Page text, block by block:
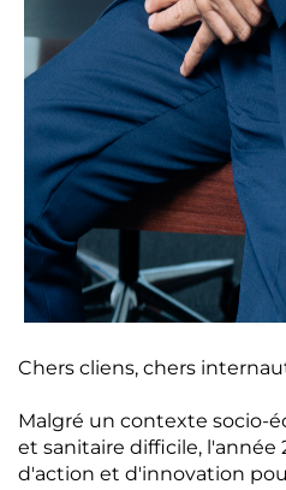
Chers cliens, chers
Malgré un contexte socio-
et sanitaire difficile, l'année
d'action et d'innovation